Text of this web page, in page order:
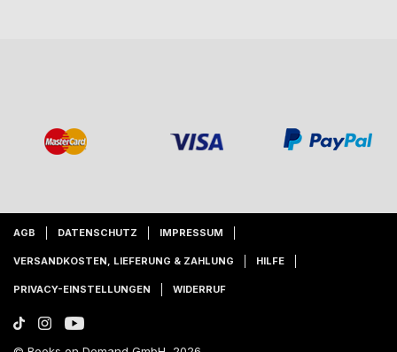
AGB DATENSCHUTZ IMPRESSUM
VERSANDKOSTEN, LIEFERUNG & ZAHLUNG HILFE
PRIVACY-EINSTELLUNGEN WIDERRUF